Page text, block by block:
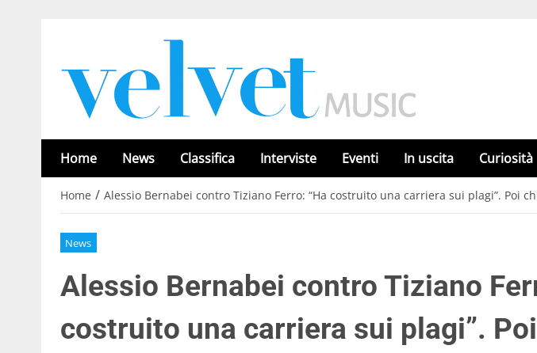
Home News Classifica Interviste Eventi In uscita Curiosità
Home / Alessio Bernabei contro Tiziano Ferro: “Ha costruito una carriera sui plagi”. Poi
News
Alessio Bernabei contro Tiziano
costruito una carriera sui plagi”.